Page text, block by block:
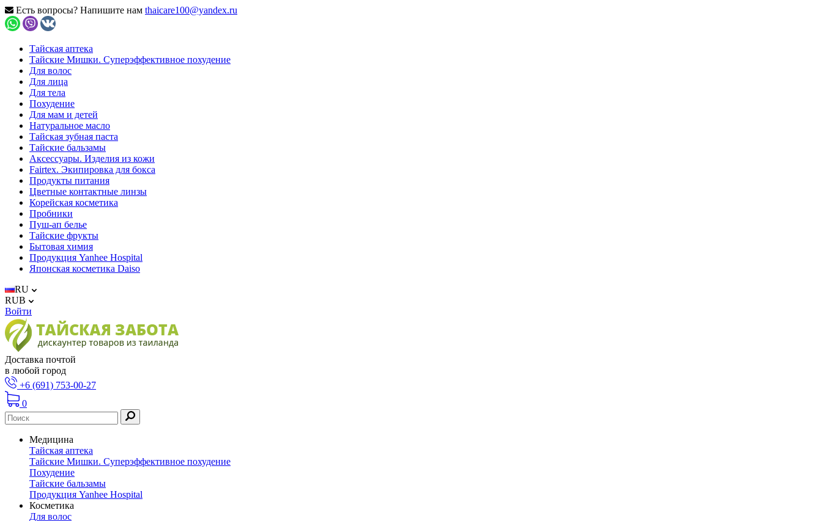
Есть вопросы? Напишите нам thaicare100@yandex.ru
Тайская аптека
Тайские Мишки. Суперэффективное похудение
Для волос
Для лица
Для тела
Похудение
Для мам и детей
Натуральное масло
Тайская зубная паста
Тайские бальзамы
Аксессуары. Изделия из кожи
Fairtex. Экипировка для бокса
Продукты питания
Цветные контактные линзы
Корейская косметика
Пробники
Пуш-ап белье
Тайские фрукты
Бытовая химия
Продукция Yanhee Hospital
Японская косметика Daiso
RU
RUB
Войти
Доставка почтой
в любой город
+6 (691) 753-00-27
0
Медицина
Тайская аптека
Тайские Мишки. Суперэффективное похудение
Похудение
Тайские бальзамы
Продукция Yanhee Hospital
Косметика
Для волос